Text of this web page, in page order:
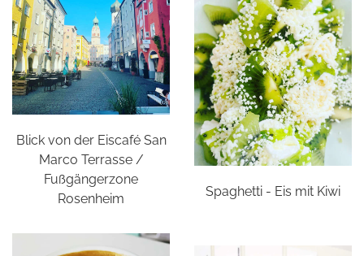
Blick von der Eiscafé San
Marco Terrasse /
Fußgängerzone
Rosenheim
Spaghetti - Eis mit Kiwi